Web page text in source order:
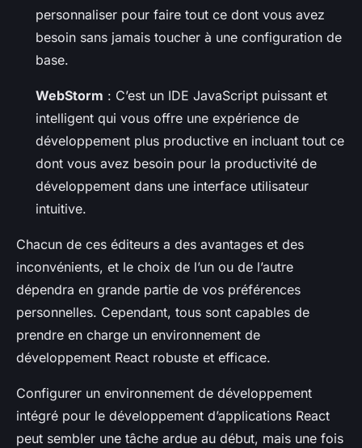
personnaliser pour faire tout ce dont vous avez
besoin sans jamais toucher à une configuration de
base.
WebStorm : C’est un IDE JavaScript puissant et
intelligent qui vous offre une expérience de
développement plus productive en incluant tout ce
dont vous avez besoin pour la productivité de
développement dans une interface utilisateur
intuitive.
Chacun de ces éditeurs a des avantages et des
inconvénients, et le choix de l’un ou de l’autre
dépendra en grande partie de vos préférences
personnelles. Cependant, tous sont capables de
prendre en charge un environnement de
développement React robuste et efficace.
Configurer un environnement de développement
intégré pour le développement d’applications React
peut sembler une tâche ardue au début, mais une fois